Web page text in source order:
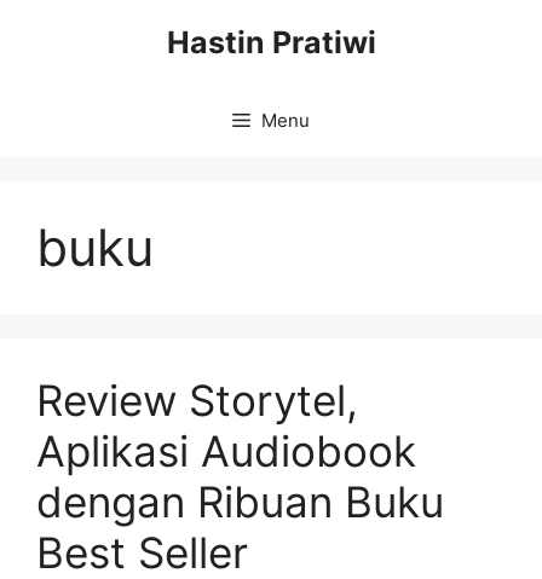
Hastin Pratiwi
Menu
buku
Review Storytel,
Aplikasi Audiobook
dengan Ribuan Buku
Best Seller